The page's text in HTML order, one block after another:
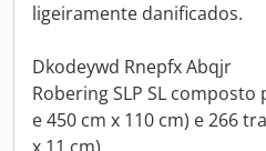
ligeiramente danificados.
Dkodeywd Rnepfx Abqjr
Robering SLP SL
e 450 cm x 110 cm) e 266